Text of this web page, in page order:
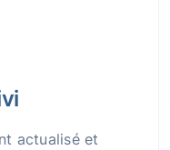
actualisé et